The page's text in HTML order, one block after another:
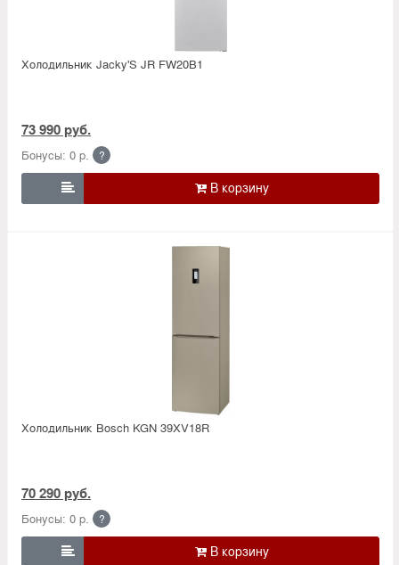
Холодильник Jacky'S JR FW20B1
73 990 руб.
Бонусы: 0 р. ?

Холодильник Bosсh KGN 39XV18R
70 290 руб.
Бонусы: 0 р. ?
